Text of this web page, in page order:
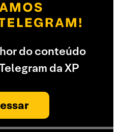
do conteúdo
da XP